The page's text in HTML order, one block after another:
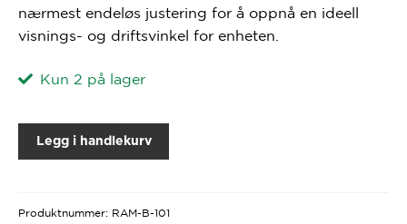
nærmest endeløs justering for å oppnå en ideell
visnings- og driftsvinkel for enheten.
Kun 2 på lager
Legg i handlekurv
Produktnummer: RAM-B-101